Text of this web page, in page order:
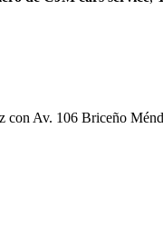
con Av. 106 Briceño